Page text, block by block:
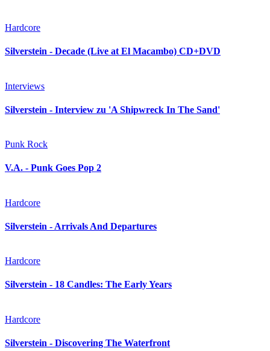
Hardcore
Silverstein - Decade (Live at El Macambo) CD+DVD
Interviews
Silverstein - Interview zu 'A Shipwreck In The Sand'
Punk Rock
V.A. - Punk Goes Pop 2
Hardcore
Silverstein - Arrivals And Departures
Hardcore
Silverstein - 18 Candles: The Early Years
Hardcore
Silverstein - Discovering The Waterfront